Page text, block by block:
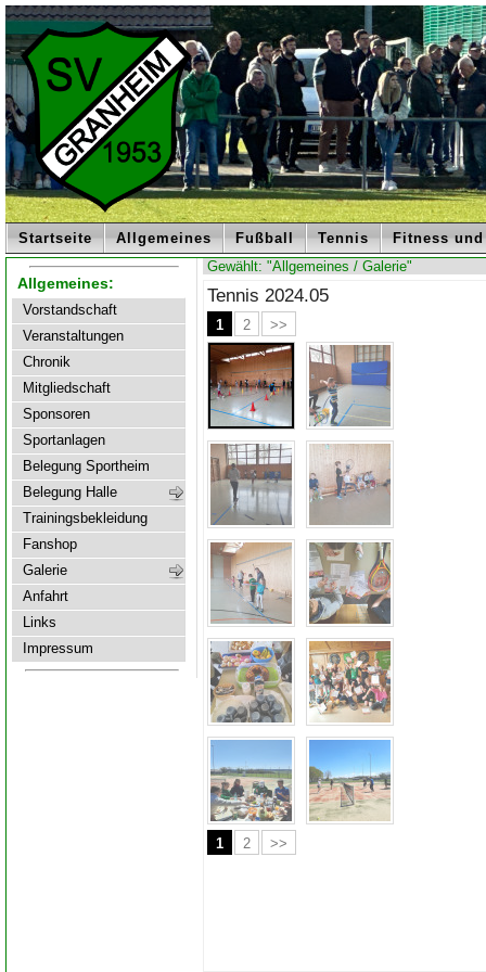
Startseite Allgemeines Fußball Tennis Fitness
Allgemeines:
Vorstandschaft
Veranstaltungen
Chronik
Mitgliedschaft
Sponsoren
Sportanlagen
Belegung Sportheim
Belegung Halle
Trainingsbekleidung
Fanshop
Galerie
Anfahrt
Links
Impressum
Gewählt: "Allgemeines / Galerie"
Tennis 2024.05
1 2 >>
1 2 >>